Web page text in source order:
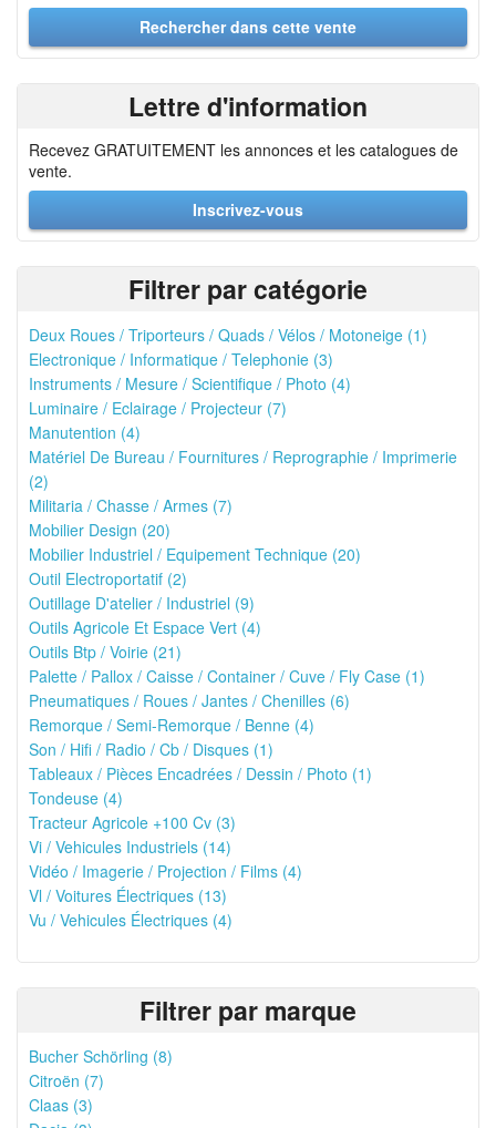
Lettre d'information
Recevez GRATUITEMENT les annonces et les catalogues de
vente.
Inscrivez-vous
Filtrer par catégorie
Deux Roues / Triporteurs / Quads / Vélos / Motoneige (1)
Electronique / Informatique / Telephonie (3)
Instruments / Mesure / Scientifique / Photo (4)
Luminaire / Eclairage / Projecteur (7)
Manutention (4)
Matériel De Bureau / Fournitures / Reprographie / Imprimerie
(2)
Militaria / Chasse / Armes (7)
Mobilier Design (20)
Mobilier Industriel / Equipement Technique (20)
Outil Electroportatif (2)
Outillage D'atelier / Industriel (9)
Outils Agricole Et Espace Vert (4)
Outils Btp / Voirie (21)
Palette / Pallox / Caisse / Container / Cuve / Fly Case (1)
Pneumatiques / Roues / Jantes / Chenilles (6)
Remorque / Semi-Remorque / Benne (4)
Son / Hifi / Radio / Cb / Disques (1)
Tableaux / Pièces Encadrées / Dessin / Photo (1)
Tondeuse (4)
Tracteur Agricole +100 Cv (3)
Vi / Vehicules Industriels (14)
Vidéo / Imagerie / Projection / Films (4)
Vl / Voitures Électriques (13)
Vu / Vehicules Électriques (4)
Filtrer par marque
Bucher Schörling (8)
Citroën (7)
Claas (3)